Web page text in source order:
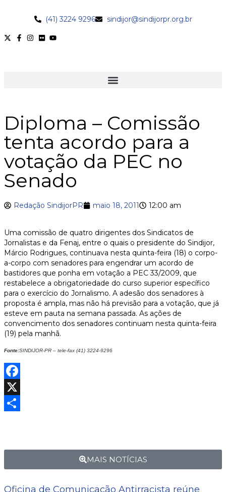
(41) 3224 9296 sindijor@sindijorpr.org.br
Diploma – Comissão
tenta acordo para a
votação da PEC no
Senado
Redação SindijorPR maio 18, 2011 12:00 am
Uma comissão de quatro dirigentes dos Sindicatos de
Jornalistas e da Fenaj, entre o quais o presidente do Sindijor,
Márcio Rodrigues, continuava nesta quinta-feira (18) o corpo-
a-corpo com senadores para engendrar um acordo de
bastidores que ponha em votação a PEC 33/2009, que
restabelece a obrigatoriedade do curso superior específico
para o exercício do Jornalismo. A adesão dos senadores à
proposta é ampla, mas não há previsão para a votação, que já
esteve em pauta na semana passada. As ações de
convencimento dos senadores continuam nesta quinta-feira
(19) pela manhã.
Fonte:SINDIJOR-PR – tele-fax (41) 3224-9296
Facebook
X
MAIS NOTÍCIAS
Oficina de Comunicação Antirracista reúne